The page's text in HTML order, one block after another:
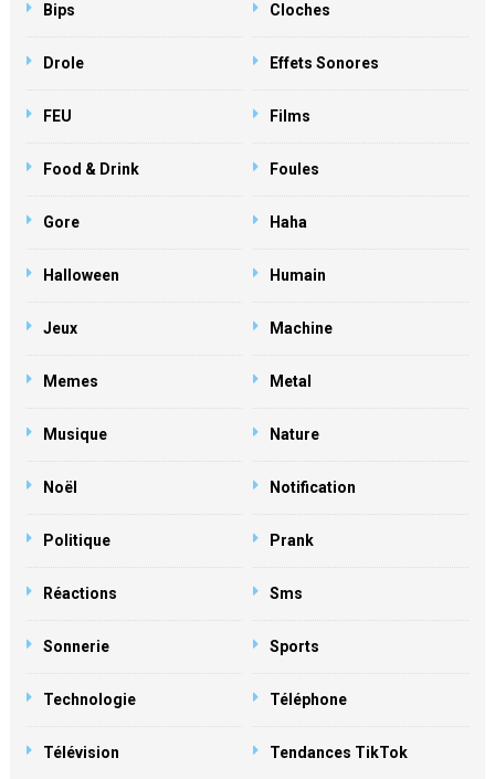
Bips Cloches
Drole Effets Sonores
FEU Films
Food & Drink Foules
Gore Haha
Halloween Humain
Jeux Machine
Memes Metal
Musique Nature
Noël Notification
Politique Prank
Réactions Sms
Sonnerie Sports
Technologie Téléphone
Télévision Tendances TikTok